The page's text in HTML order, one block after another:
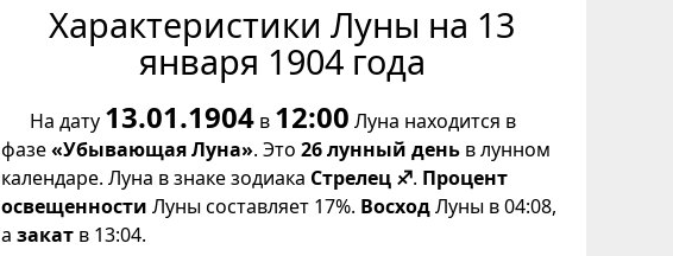
Характеристики Луны на 13
января 1904 года
На дату 13.01.1904 в 12:00 Луна находится в
фазе«Убывающая Луна». Это 26 лунный день в лунном
календаре. Луна в знаке зодиака Стрелец ♐. Процент
освещенности Луны составляет 17%. ВосходЛуны в 04:08,
а закат в 13:04.